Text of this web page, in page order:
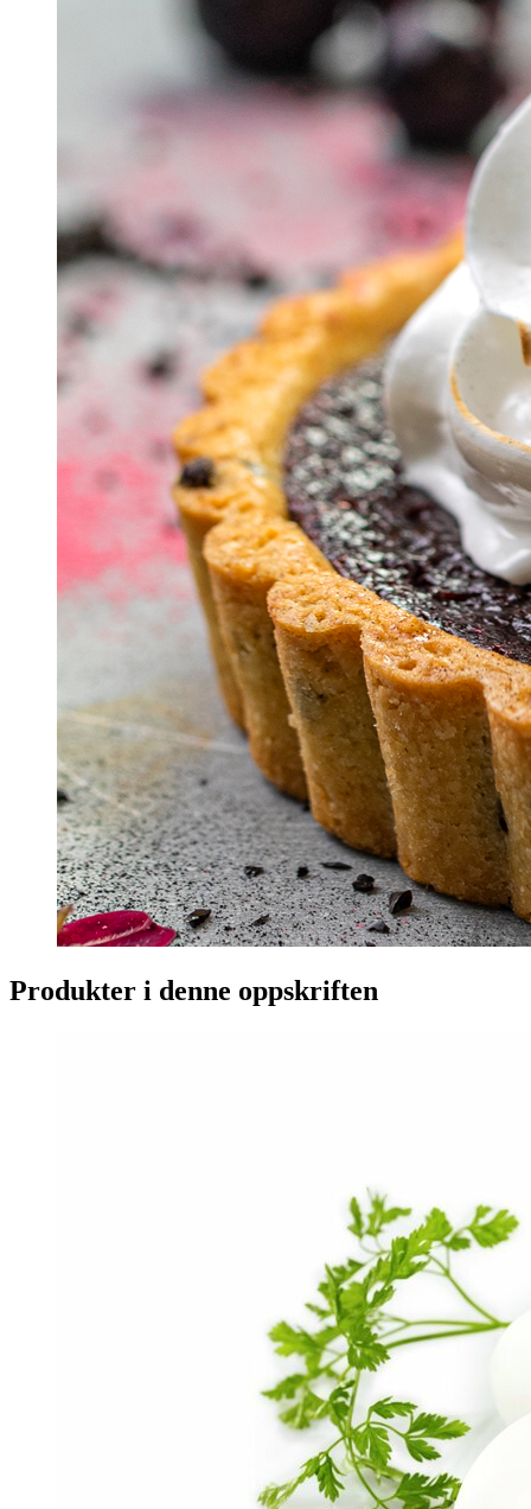
Produkter i denne oppskriften